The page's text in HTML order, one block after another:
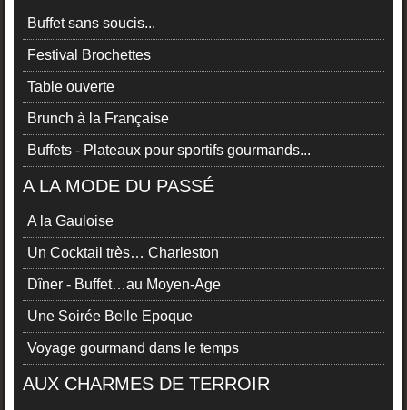
Buffet sans soucis...
Festival Brochettes
Table ouverte
Brunch à la Française
Buffets - Plateaux pour sportifs gourmands...
A LA MODE DU PASSÉ
A la Gauloise
Un Cocktail très… Charleston
Dîner - Buffet…au Moyen-Age
Une Soirée Belle Epoque
Voyage gourmand dans le temps
AUX CHARMES DE TERROIR